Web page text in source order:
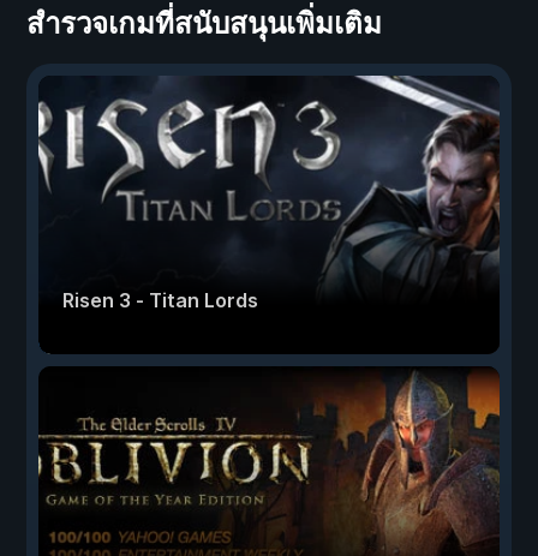
สำรวจเกมที่สนับสนุนเพิ่มเติม
Risen 3 - Titan Lords